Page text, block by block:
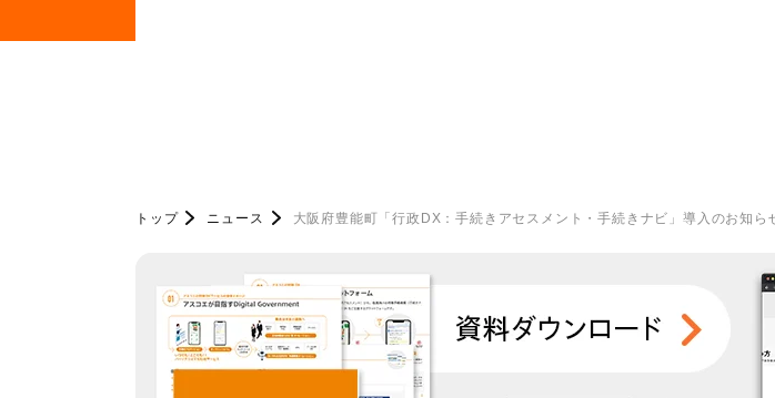
トップ ニュース 大阪府豊能町「行政DX：手続きアセスメント・手続きナビ」導入のお知ら